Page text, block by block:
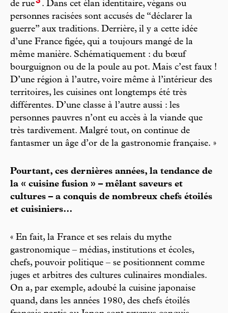
de rue
. Dans cet élan identitaire, végans ou
personnes racisées sont accusés de “déclarer la
guerre” aux traditions. Derrière, il y a cette idée
d’une France figée, qui a toujours mangé de la
même manière. Schématiquement : du bœuf
bourguignon ou de la poule au pot. Mais c’est faux !
D’une région à l’autre, voire même à l’intérieur des
territoires, les cuisines ont longtemps été très
différentes. D’une classe à l’autre aussi : les
personnes pauvres n’ont eu accès à la viande que
très tardivement. Malgré tout, on continue de
fantasmer un âge d’or de la gastronomie française. »
Pourtant, ces dernières années, la tendance de
la « cuisine fusion » – mêlant saveurs et
cultures – a conquis de nombreux chefs étoilés
et cuisiniers…
« En fait, la France et ses relais du mythe
gastronomique – médias, institutions et écoles,
chefs, pouvoir politique – se positionnent comme
juges et arbitres des cultures culinaires mondiales.
On a, par exemple, adoubé la cuisine japonaise
quand, dans les années 1980, des chefs étoilés